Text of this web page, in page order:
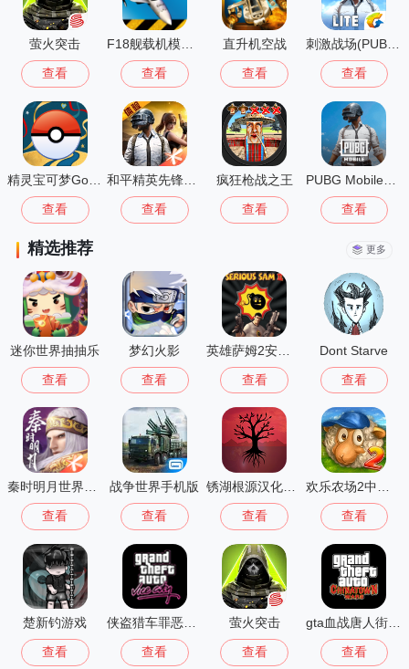
萤火突击
查看 查看
直升机空战
查看 查看
精灵宝可梦Go(Pokémon GO)
查看
和平精英先锋服安装2026最新版
查看
疯狂枪战之王
查看
PUBG Mobile国际版
查看
精选推荐 更多
迷你世界抽抽乐
查看
梦幻火影
查看 查看
Dont Starve
查看
查看
战争世界手机版
查看 查看 查看
楚新钓游戏
查看
侠盗猎车罪恶都市中文版(GTA：SA MOD安装器)
查看
萤火突击
查看
gta血战唐人街汉化版1.01
查看